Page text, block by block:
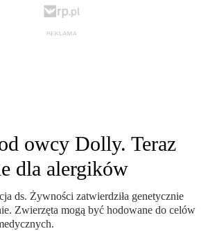
owcy Dolly. Teraz
dla alergików
ds. Żywności zatwierdziła genetycznie
Zwierzęta mogą być hodowane do celów